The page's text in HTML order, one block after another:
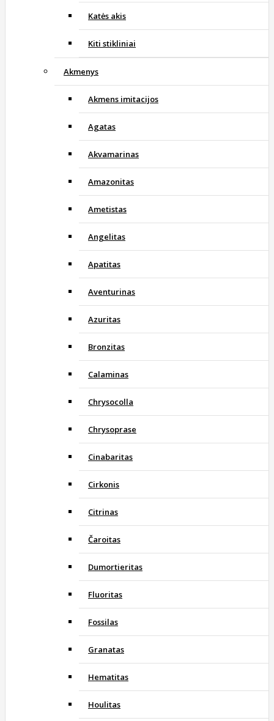
Katės akis
Kiti stikliniai
Akmenys
Akmens imitacijos
Agatas
Akvamarinas
Amazonitas
Ametistas
Angelitas
Apatitas
Aventurinas
Azuritas
Bronzitas
Calaminas
Chrysocolla
Chrysoprase
Cinabaritas
Cirkonis
Citrinas
Čaroitas
Dumortieritas
Fluoritas
Fossilas
Granatas
Hematitas
Houlitas